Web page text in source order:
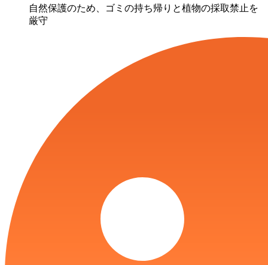
自然保護のため、ゴミの持ち帰りと植物の採取禁止を
厳守